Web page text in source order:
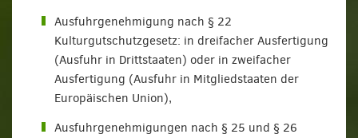
Ausfuhrgenehmigung nach § 22
Kulturgutschutzgesetz: in dreifacher Ausfertigung
(Ausfuhr in Drittstaaten) oder in zweifacher
Ausfertigung (Ausfuhr in Mitgliedstaaten der
Europäischen Union),
Ausfuhrgenehmigungen nach § 25 und § 26